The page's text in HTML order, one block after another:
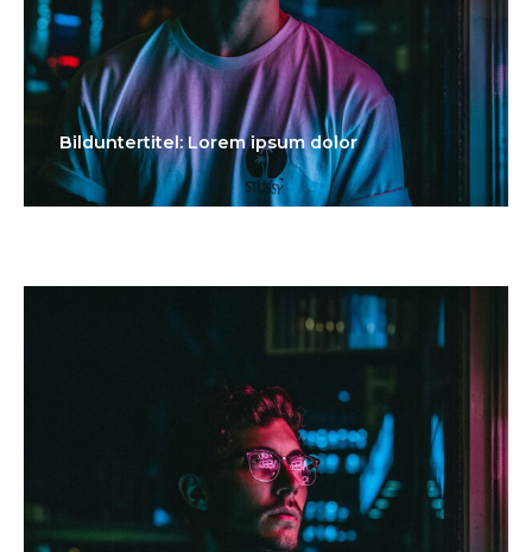
Bilduntertitel: Lorem ipsum dolor